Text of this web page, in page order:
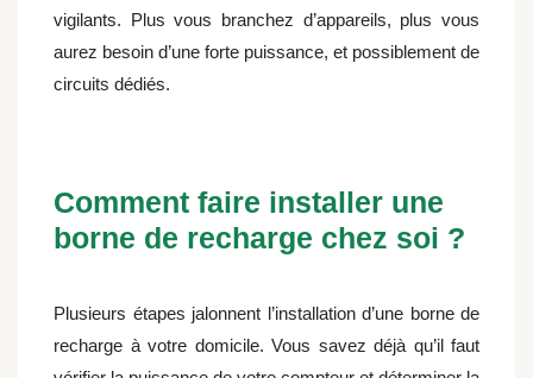
vigilants. Plus vous branchez d’appareils, plus vous
aurez besoin d’une forte puissance, et possiblement de
circuits dédiés.
Comment faire installer une
borne de recharge chez soi ?
Plusieurs étapes jalonnent l’installation d’une borne de
recharge à votre domicile. Vous savez déjà qu’il faut